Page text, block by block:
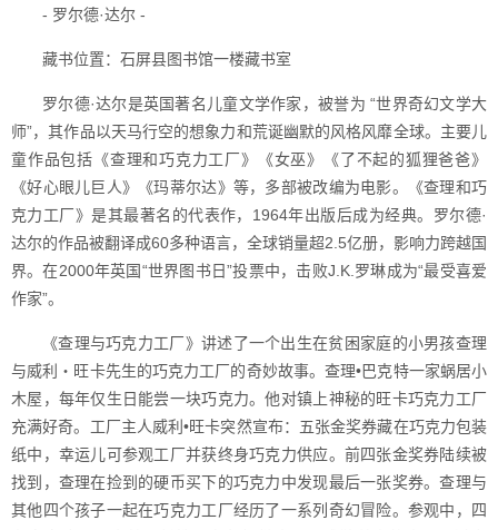
- 罗尔德·达尔 -
藏书位置：石屏县图书馆一楼藏书室
罗尔德·达尔是英国著名儿童文学作家，被誉为 “世界奇幻文学大
师”，其作品以天马行空的想象力和荒诞幽默的风格风靡全球。主要儿
童作品包括《查理和巧克力工厂》《女巫》《了不起的狐狸爸爸》
《好心眼儿巨人》《玛蒂尔达》等，多部被改编为电影。《查理和巧
克力工厂》是其最著名的代表作，1964年出版后成为经典。罗尔德·
达尔的作品被翻译成60多种语言，全球销量超2.5亿册，影响力跨越国
界。在2000年英国“世界图书日”投票中，击败J.K.罗琳成为“最受喜爱
作家”。
《查理与巧克力工厂》讲述了一个出生在贫困家庭的小男孩查理
与威利・旺卡先生的巧克力工厂的奇妙故事。查理•巴克特一家蜗居小
木屋，每年仅生日能尝一块巧克力。他对镇上神秘的旺卡巧克力工厂
充满好奇。工厂主人威利•旺卡突然宣布：五张金奖券藏在巧克力包装
纸中，幸运儿可参观工厂并获终身巧克力供应。前四张金奖券陆续被
找到，查理在捡到的硬币买下的巧克力中发现最后一张奖券。查理与
其他四个孩子一起在巧克力工厂经历了一系列奇幻冒险。参观中，四